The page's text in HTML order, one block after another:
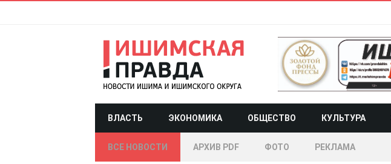
ВЛАСТЬ ЭКОНОМИКА ОБЩЕСТВО КУЛЬТУРА
ВСЕ НОВОСТИ АРХИВ PDF ФОТО РЕКЛАМА